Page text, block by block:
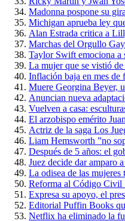
Madonna pospone su
Michigan aprueba ley
Alan Estrada critica a
Marchas del Orgullo
Taylor Swift emociona a
La mujer que se vistió
Inflación baja en mes de
Muere Georgina Beyer,
Anuncian nueva
Vuelven a casa:
El arzobispo emérito
Actriz de la saga Los
Liam Hemsworth ”no
Después de 5 años: el
Juez decide dar amparo
La odisea de las
Reforma al Código Civil
Expresa su apoyo, el
Editorial Puffin Books
Netflix ha eliminado la